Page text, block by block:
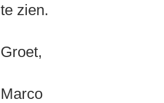
te zien.
Groet,
Marco